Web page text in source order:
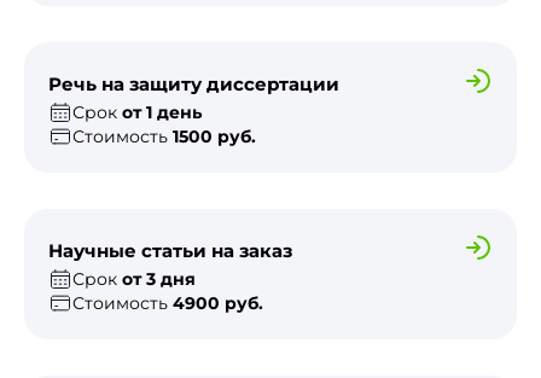
Речь на защиту диссертации
Срок от 1 день
Стоимость 1500 руб.
Научные статьи на заказ
Срок от 3 дня
Стоимость 4900 руб.